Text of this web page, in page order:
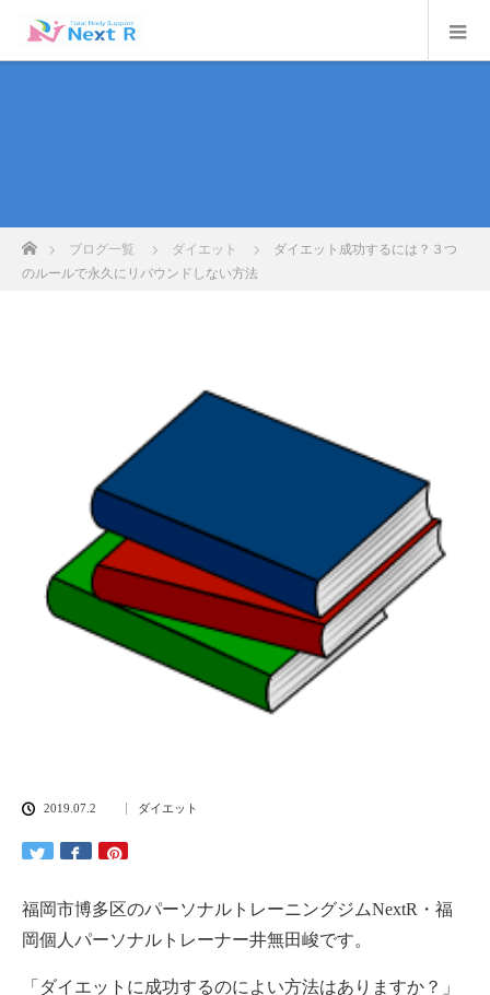
ブログ一覧 ダイエット
ダイエット成功するには？３つ
のルールで永久にリバウンドしない方法
2019.07.2 ダイエット
福岡市博多区のパーソナルトレーニングジムNextR・福
岡個人パーソナルトレーナー井無田峻です。
「ダイエットに成功するのによい方法はありますか？」